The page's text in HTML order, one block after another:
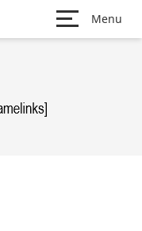
Menu